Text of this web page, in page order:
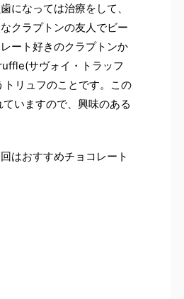
になっては治療をして、
クラプトンの友人でビー
ート好きのクラプトンか
サヴォイ・トラッフ
リュフのことです。この
いますので、興味のある
はおすすめチョコレート